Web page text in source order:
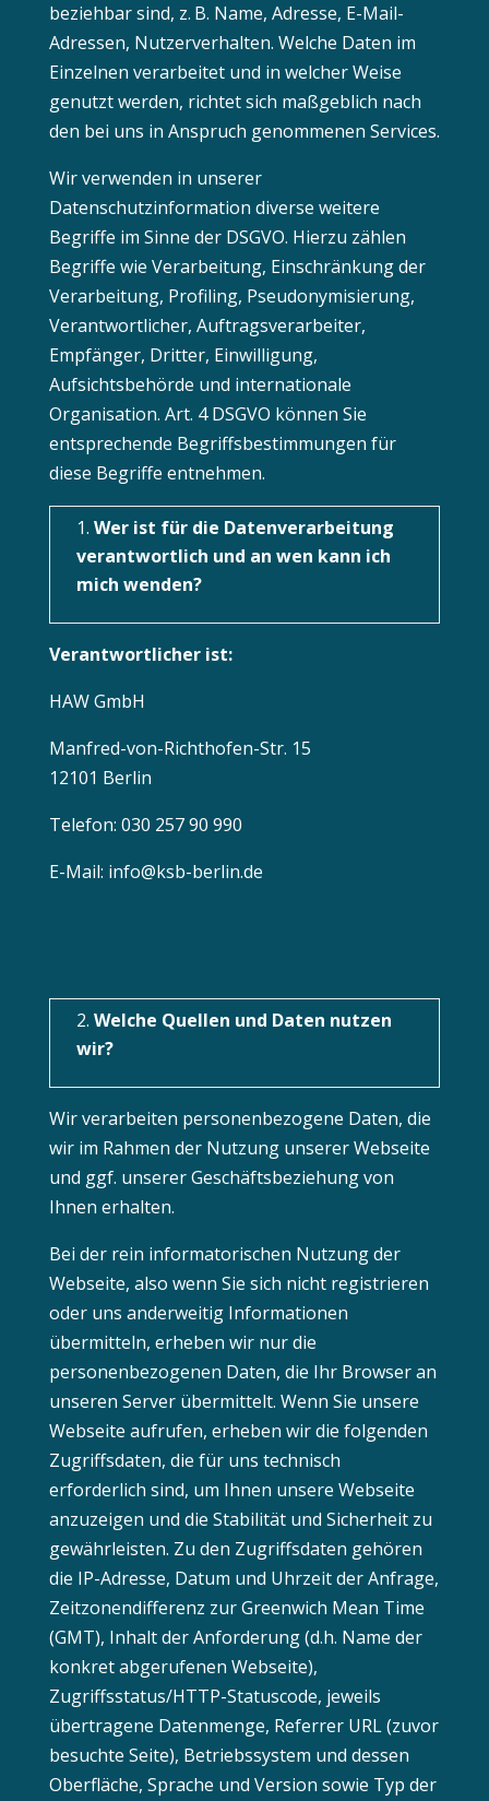
beziehbar sind, z. B. Name, Adresse, E-Mail-
Adressen, Nutzerverhalten. Welche Daten im
Einzelnen verarbeitet und in welcher Weise
genutzt werden, richtet sich maßgeblich nach
den bei uns in Anspruch genommenen Services.
Wir verwenden in unserer
Datenschutzinformation diverse weitere
Begriffe im Sinne der DSGVO. Hierzu zählen
Begriffe wie Verarbeitung, Einschränkung der
Verarbeitung, Profiling, Pseudonymisierung,
Verantwortlicher, Auftragsverarbeiter,
Empfänger, Dritter, Einwilligung,
Aufsichtsbehörde und internationale
Organisation. Art. 4 DSGVO können Sie
entsprechende Begriffsbestimmungen für
diese Begriffe entnehmen.
Wer ist für die Datenverarbeitung
verantwortlich und an wen kann ich
mich wenden?
Verantwortlicher ist:
HAW GmbH
Manfred-von-Richthofen-Str. 15
12101 Berlin
Telefon: 030 257 90 990
E-Mail: info@ksb-berlin.de
Welche Quellen und Daten nutzen
wir?
Wir verarbeiten personenbezogene Daten, die
wir im Rahmen der Nutzung unserer Webseite
und ggf. unserer Geschäftsbeziehung von
Ihnen erhalten.
Bei der rein informatorischen Nutzung der
Webseite, also wenn Sie sich nicht registrieren
oder uns anderweitig Informationen
übermitteln, erheben wir nur die
personenbezogenen Daten, die Ihr Browser an
unseren Server übermittelt. Wenn Sie unsere
Webseite aufrufen, erheben wir die folgenden
Zugriffsdaten, die für uns technisch
erforderlich sind, um Ihnen unsere Webseite
anzuzeigen und die Stabilität und Sicherheit zu
gewährleisten. Zu den Zugriffsdaten gehören
die IP-Adresse, Datum und Uhrzeit der Anfrage,
Zeitzonendifferenz zur Greenwich Mean Time
(GMT), Inhalt der Anforderung (d.h. Name der
konkret abgerufenen Webseite),
Zugriffsstatus/HTTP-Statuscode, jeweils
übertragene Datenmenge, Referrer URL (zuvor
besuchte Seite), Betriebssystem und dessen
Oberfläche, Sprache und Version sowie Typ der